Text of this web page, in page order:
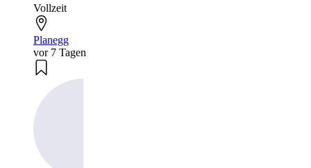
Vollzeit
Planegg
vor 7 Tagen